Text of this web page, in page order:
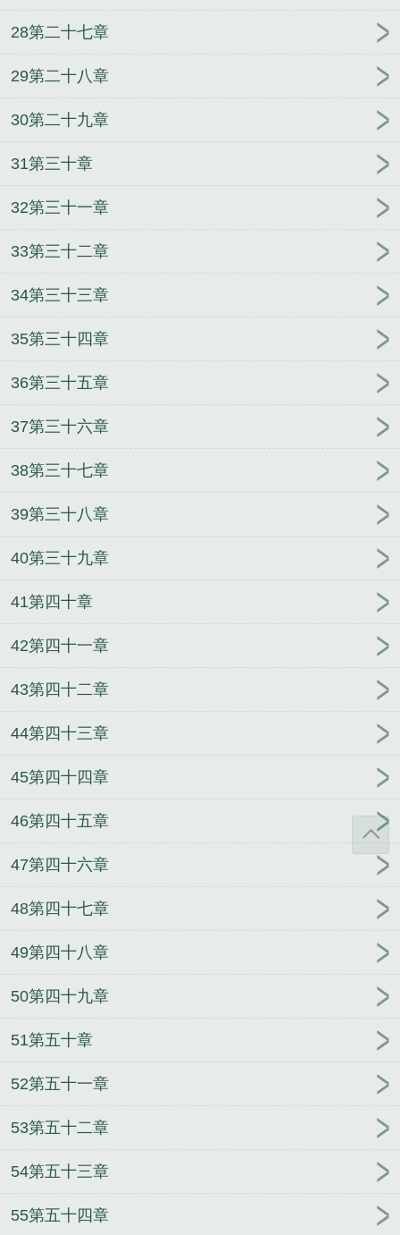
28第二十七章
29第二十八章
30第二十九章
31第三十章
32第三十一章
33第三十二章
34第三十三章
35第三十四章
36第三十五章
37第三十六章
38第三十七章
39第三十八章
40第三十九章
41第四十章
42第四十一章
43第四十二章
44第四十三章
45第四十四章
46第四十五章
47第四十六章
48第四十七章
49第四十八章
50第四十九章
51第五十章
52第五十一章
53第五十二章
54第五十三章
55第五十四章